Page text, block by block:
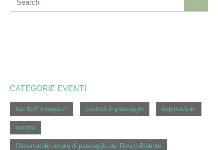
CATEGORIE EVENTI
bambin* e ragazz* custodi di paesaggio esplorazioni
mostra
Osservatorio locale di paesaggio del Ronco-Bidente